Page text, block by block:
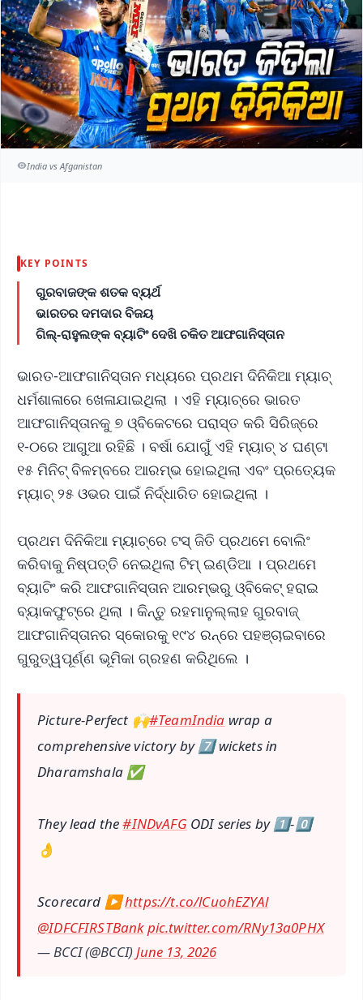
India vs Afganistan
KEY POINTS
ଗୁରବାଜଙ୍କ ଶତକ ବ୍ୟର୍ଥ
ଭାରତର ଦମଦାର ବିଜୟ
ଗିଲ୍-ରାହୁଲଙ୍କ ବ୍ୟାଟିଂ ଦେଖି ଚକିତ ଆଫଗାନିସ୍ତାନ
ଭାରତ-ଆଫଗାନିସ୍ତାନ ମଧ୍ୟରେ ପ୍ରଥମ ଦିନିକିଆ ମ୍ୟାଚ୍‌
ଧର୍ମଶାଳାରେ ଖେଳାଯାଇଥିଲା । ଏହି ମ୍ୟାଚ୍‌ରେ ଭାରତ
ଆଫଗାନିସ୍ତାନକୁ ୭ ଓ୍ବିକେଟରେ ପରାସ୍ତ କରି ସିରିଜ୍‌ରେ
୧-୦ରେ ଆଗୁଆ ରହିଛି । ବର୍ଷା ଯୋଗୁଁ ଏହି ମ୍ୟାଚ୍‌ ୪ ଘଣ୍ଟା
୧୫ ମିନିଟ୍‌ ବିଳମ୍ବରେ ଆରମ୍ଭ ହୋଇଥିଲା ଏବଂ ପ୍ରତ୍ୟେକ
ମ୍ୟାଚ୍‌ ୨୫ ଓଭର ପାଇଁ ନିର୍ଦ୍ଧାରିତ ହୋଇଥିଲା ।
ପ୍ରଥମ ଦିନିକିଆ ମ୍ୟାଚ୍‌ରେ ଟସ୍‌ ଜିତି ପ୍ରଥମେ ବୋଲିଂ
କରିବାକୁ ନିଷ୍ପତ୍ତି ନେଇଥିଲା ଟିମ୍ ଇଣ୍ଡିଆ । ପ୍ରଥମେ
ବ୍ୟାଟିଂ କରି ଆଫଗାନିସ୍ତାନ ଆରମ୍ଭରୁ ଓ୍ବିକେଟ୍‌ ହରାଇ
ବ୍ୟାକଫୁଟ୍‌ରେ ଥିଲା । କିନ୍ତୁ ରହମାନୁଲ୍ଲାହ ଗୁରବାଜ୍‌
ଆଫଗାନିସ୍ତାନର ସ୍କୋରକୁ ୧୯୪ ରନ୍‌ରେ ପହଞ୍ଚାଇବାରେ
ଗୁରୁତ୍ୱପୂର୍ଣ୍ଣ ଭୂମିକା ଗ୍ରହଣ କରିଥିଲେ ।
Picture-Perfect 🙌#TeamIndia wrap a
comprehensive victory by 7️⃣ wickets in
Dharamshala ✅
They lead the#INDvAFG ODI series by 1️⃣-0️⃣
👌
Scorecard ▶️https://t.co/lCuohEZYAl
@IDFCFIRSTBank pic.twitter.com/RNy13a0PHX
— BCCI (@BCCI)June 13, 2026